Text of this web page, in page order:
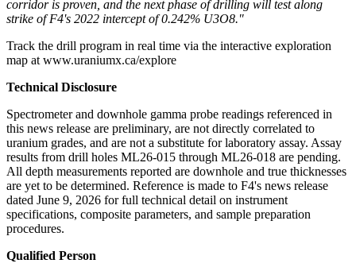
corridor is proven, and the next phase of drilling will test along
strike of F4's 2022 intercept of 0.242% U3O8."
Track the drill program in real time via the interactive exploration
map at www.uraniumx.ca/explore
Technical Disclosure
Spectrometer and downhole gamma probe readings referenced in
this news release are preliminary, are not directly correlated to
uranium grades, and are not a substitute for laboratory assay. Assay
results from drill holes ML26-015 through ML26-018 are pending.
All depth measurements reported are downhole and true thicknesses
are yet to be determined. Reference is made to F4's news release
dated June 9, 2026 for full technical detail on instrument
specifications, composite parameters, and sample preparation
procedures.
Qualified Person